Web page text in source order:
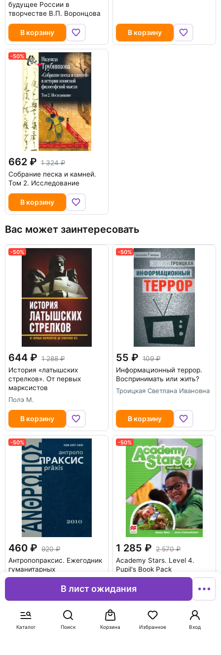
Каталог Поиск Вход
Избранное
Корзина
В лист ожидания
будущее России в
творчестве В.П. Воронцова
В корзину В корзину
-50%
662
1 324
Собрание песка и камней.
Том 2. Исследование
В корзину
Вас может заинтересовать
-50%
644
1 288
История «латышских
стрелков». От первых
марксистов
Полэ М.
В корзину
-50%
55
109
Информационный террор.
Воспринимать или жить?
Троицкая Светлана Ивановна
В корзину
-50%
460
920
Антропопраксис. Ежегодник
гуманитарных
исследований. Том 2
В корзину
-50%
1 285
2 570
Academy Stars. Level 4.
Pupil's Book Pack
В корзину
-50%